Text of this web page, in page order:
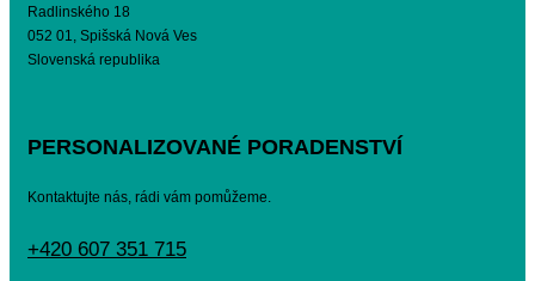
Radlinského 18
052 01, Spišská Nová Ves
Slovenská republika
PERSONALIZOVANÉ PORADENSTVÍ
Kontaktujte nás, rádi vám pomůžeme.
+420 607 351 715